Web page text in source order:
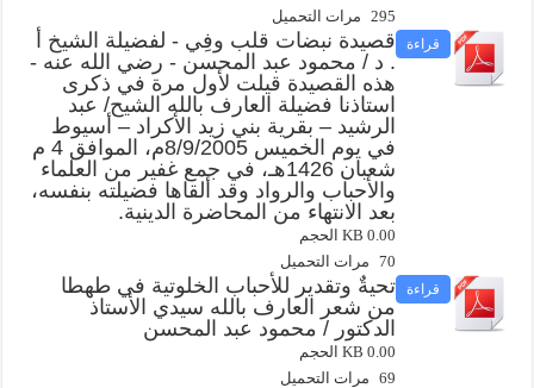
295 مرات التحميل
قراءة
قصيدة نبضات قلب وفِي - لفضيلة الشيخ أ
. د / محمود عبد المحسن - رضي الله عنه -
هذه القصيدة قيلت لأول مرة في ذكرى
استاذنا فضيلة العارف بالله الشيح/ عبد
الرشيد – بقرية بني زيد الأكراد – أسيوط
في يوم الخميس 8/9/2005م، الموافق 4 م
شعبان 1426هـ، في جمع غفير من العلماء
والأحباب والرواد وقد ألقاها فضيلته بنفسه،
بعد الانتهاء من المحاضرة الدينية.
0.00 KB الحجم
70 مرات التحميل
قراءة
تحيةٌ وتقدير للأحباب الخلوتية في طهطا
من شعر العارف بالله سيدي الأستاذ
الدكتور / محمود عبد المحسن
0.00 KB الحجم
69 مرات التحميل